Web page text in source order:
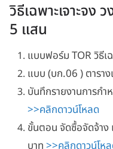
วิธีเฉพาะเจาะจง
5 แสน
แบบฟอร์ม TOR วิธีเฉ
แบบ (บก.06 ) ตาราง
บันทึกรายงานการกำ
>>คลิกดาวน์โหลด
ขั้นตอน จัดซื้อจัดจ้า